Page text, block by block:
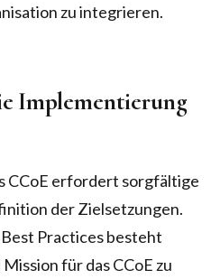
zu integrieren.
Implementierung
CCoE erfordert sorgfältige
der Zielsetzungen.
Practices besteht
für das CCoE zu